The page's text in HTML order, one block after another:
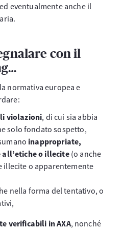
eventualmente anche il
con il
normativa europea e
violazioni, di cui sia abbia
solo fondato sospetto,
inappropriate,
o illecite(o anche
illecite o apparentemente
nella forma del tentativo, o
verificabili in AXA, nonché